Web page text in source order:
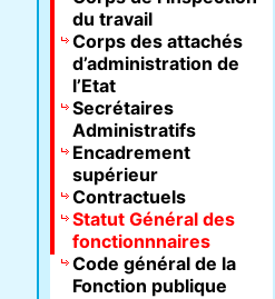
du travail
Corps des attachés
d’administration de
l’Etat
Secrétaires
Administratifs
Encadrement
supérieur
Contractuels
Statut Général des
fonctionnnaires
Code général de la
Fonction publique